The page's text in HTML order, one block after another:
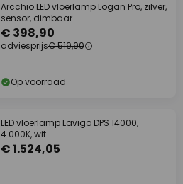
Arcchio LED vloerlamp Logan Pro, zilver,
sensor, dimbaar
€ 398,90
adviesprijs€ 519,90
Op voorraad
LED vloerlamp Lavigo DPS 14000,
4.000K, wit
€ 1.524,05